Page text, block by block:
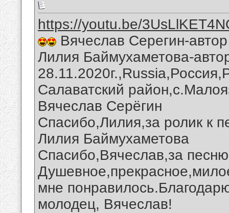
https://youtu.be/
Вячеслав Серегин-
Лилия Баймухаметова-
Салаватский
Вячеслав Серёгин
Спасибо,Лилия,за ролик к
Лилия Баймухаметова
Спасибо,Вячеслав,за
мне
молодец, Вячеслав!